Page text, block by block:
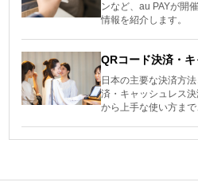
ンなど、au PAYが開
情報を紹介します。
QRコード決済・
日本の主要な決済方
済・キャッシュレス
から上手な使い方ま